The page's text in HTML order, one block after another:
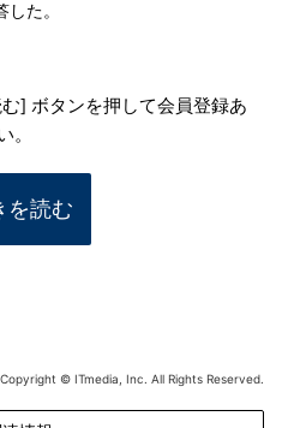
た。
] ボタンを押して会員登録あ
。
を読む
Copyright © ITmedia, Inc. All Rights Reserved.